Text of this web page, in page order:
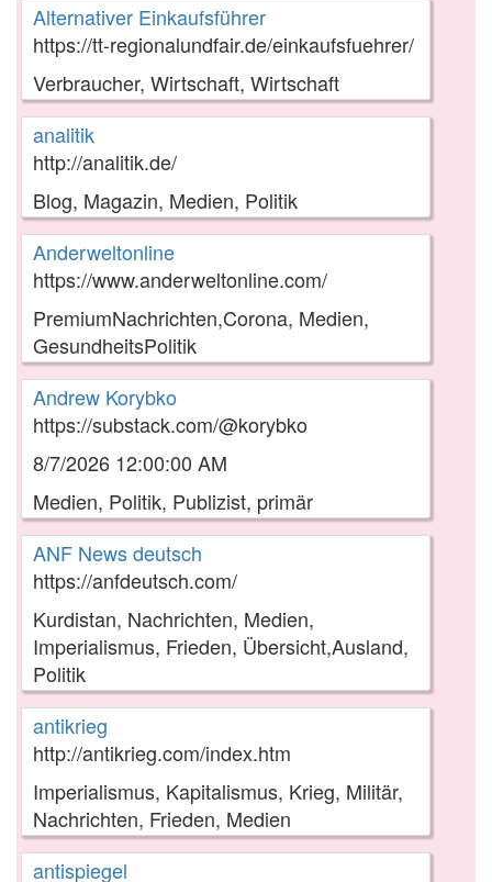
Alternativer Einkaufsführer
https://tt-regionalundfair.de/einkaufsfuehrer/
Verbraucher, Wirtschaft, Wirtschaft
analitik
http://analitik.de/
Blog, Magazin, Medien, Politik
Anderweltonline
https://www.anderweltonline.com/
PremiumNachrichten,Corona, Medien,
GesundheitsPolitik
Andrew Korybko
https://substack.com/@korybko
8/7/2026 12:00:00 AM
Medien, Politik, Publizist, primär
ANF News deutsch
https://anfdeutsch.com/
Kurdistan, Nachrichten, Medien,
Imperialismus, Frieden, Übersicht,Ausland,
Politik
antikrieg
http://antikrieg.com/index.htm
Imperialismus, Kapitalismus, Krieg, Militär,
Nachrichten, Frieden, Medien
antispiegel